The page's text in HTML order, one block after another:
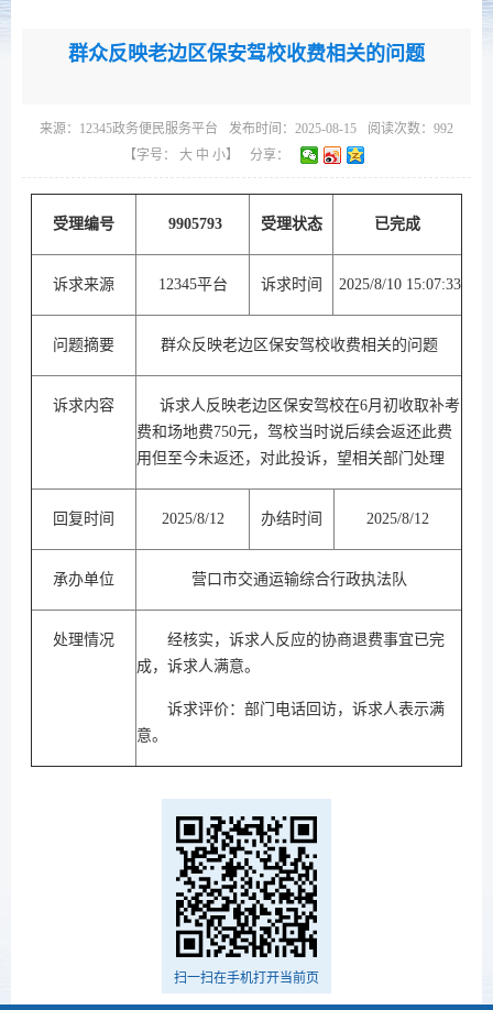
群众反映老边区保安驾校收费相关的问题
来源： 12345政务便民服务平台 发布时间：2025-08-15 阅读次数： 992
【字号： 大 中 小】 分享：
受理编号 9905793 受理状态 已完成
诉求来源 12345平台 诉求时间 2025/8/10 15:07:33
问题摘要 群众反映老边区保安驾校收费相关的问题
诉求内容
诉求人反映老边区保安驾校在6月初收取补考
费和场地费750元，驾校当时说后续会返还此费
用但至今未返还，对此投诉，望相关部门处理
回复时间 2025/8/12 办结时间 2025/8/12
承办单位 营口市交通运输综合行政执法队
处理情况
经核实，诉求人反应的协商退费事宜已完
成，诉求人满意。
诉求评价：部门电话回访，诉求人表示满
意。
扫一扫在手机打开当前页